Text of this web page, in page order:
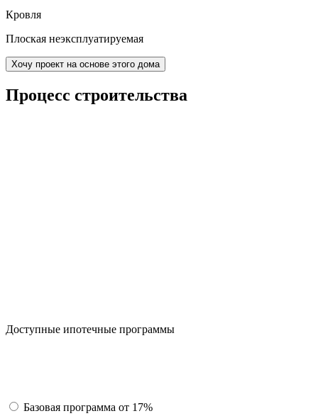
Кровля
Плоская неэксплуатируемая
Хочу проект на основе этого дома
Процесс строительства
Доступные ипотечные программы
Базовая программа от 17%